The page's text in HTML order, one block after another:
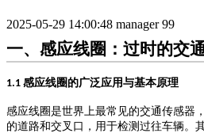
2025-05-29 14:00:48 manager 99
一、感应线圈：过时的交
1.1 感应线圈的广泛应用与基本原理
感应线圈是世界上最常见的交通传感器
的道路和交叉口，用于检测过往车辆。